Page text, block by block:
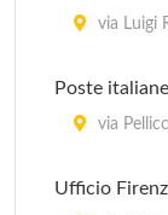
Pro Loco
Ufficio
via Luigi
Poste
via
Ufficio